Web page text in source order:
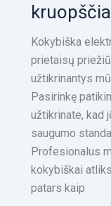
Kokybiška
prietaisų
užtikrinantys
Pasirinkę
užtikrinate, kad
saugumo
Profesionalus
kokybiškai
patars kaip